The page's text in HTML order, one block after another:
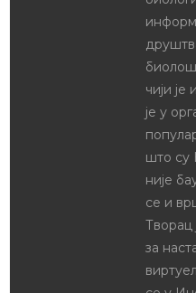
In "Такмичења СШ"